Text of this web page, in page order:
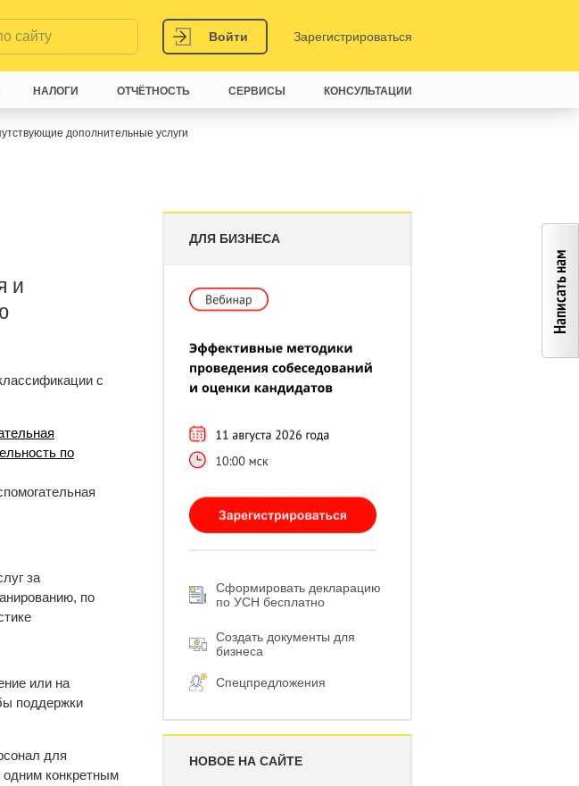
Войти Зарегистрироваться
дополнительные услуги
и
с
по
за
по
или на
поддержки
для
одним конкретным
ДЛЯ БИЗНЕСА
Сформировать декларацию
по УСН бесплатно
Создать документы для
бизнеса
Спецпредложения
НОВОЕ НА САЙТЕ
НАЛОГИ ОТЧЁТНОСТЬ СЕРВИСЫ КОНСУЛЬТАЦИИ